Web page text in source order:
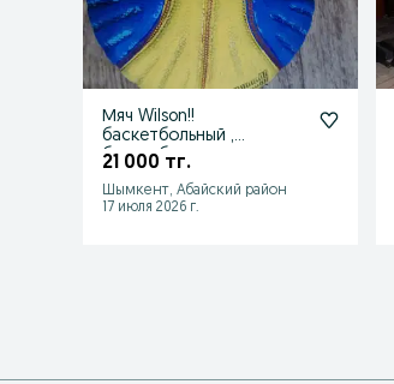
Мяч Wilson!!
баскетбольный ,
баскетбол
21 000 тг.
Шымкент, Абайский район
17 июля 2026 г.